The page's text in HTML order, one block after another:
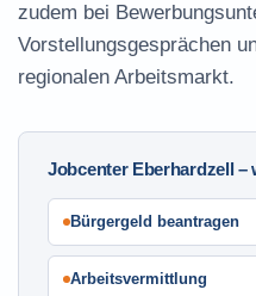
zudem bei
Vorstellungsgesprächen
regionalen Arbeitsmarkt.
Jobcenter Eberhardzell –
Bürgergeld beantragen
Arbeitsvermittlung